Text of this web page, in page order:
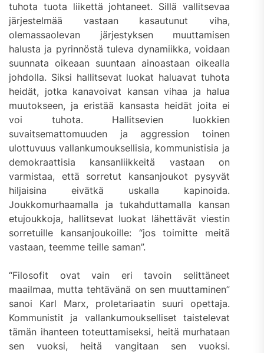
tuhota tuota liikettä johtaneet. Sillä vallitsevaa
järjestelmää vastaan kasautunut viha,
olemassaolevan järjestyksen muuttamisen
halusta ja pyrinnöstä tuleva dynamiikka, voidaan
suunnata oikeaan suuntaan ainoastaan oikealla
johdolla. Siksi hallitsevat luokat haluavat tuhota
heidät, jotka kanavoivat kansan vihaa ja halua
muutokseen, ja eristää kansasta heidät joita ei
voi tuhota. Hallitsevien luokkien
suvaitsemattomuuden ja aggression toinen
ulottuvuus vallankumouksellisia, kommunistisia ja
demokraattisia kansanliikkeitä vastaan on
varmistaa, että sorretut kansanjoukot pysyvät
hiljaisina eivätkä uskalla kapinoida.
Joukkomurhaamalla ja tukahduttamalla kansan
etujoukkoja, hallitsevat luokat lähettävät viestin
sorretuille kansanjoukoille: “jos toimitte meitä
vastaan, teemme teille saman”.
“Filosofit ovat vain eri tavoin selittäneet
maailmaa, mutta tehtävänä on sen muuttaminen”
sanoi Karl Marx, proletariaatin suuri opettaja.
Kommunistit ja vallankumoukselliset taistelevat
tämän ihanteen toteuttamiseksi, heitä murhataan
sen vuoksi, heitä vangitaan sen vuoksi.